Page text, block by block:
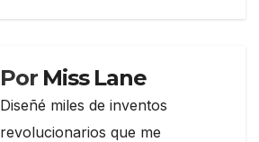
Por Miss Lane
Diseñé miles de inventos
revolucionarios que me